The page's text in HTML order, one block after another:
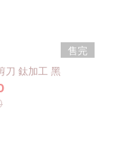
售完
刀 鈦加工 黑